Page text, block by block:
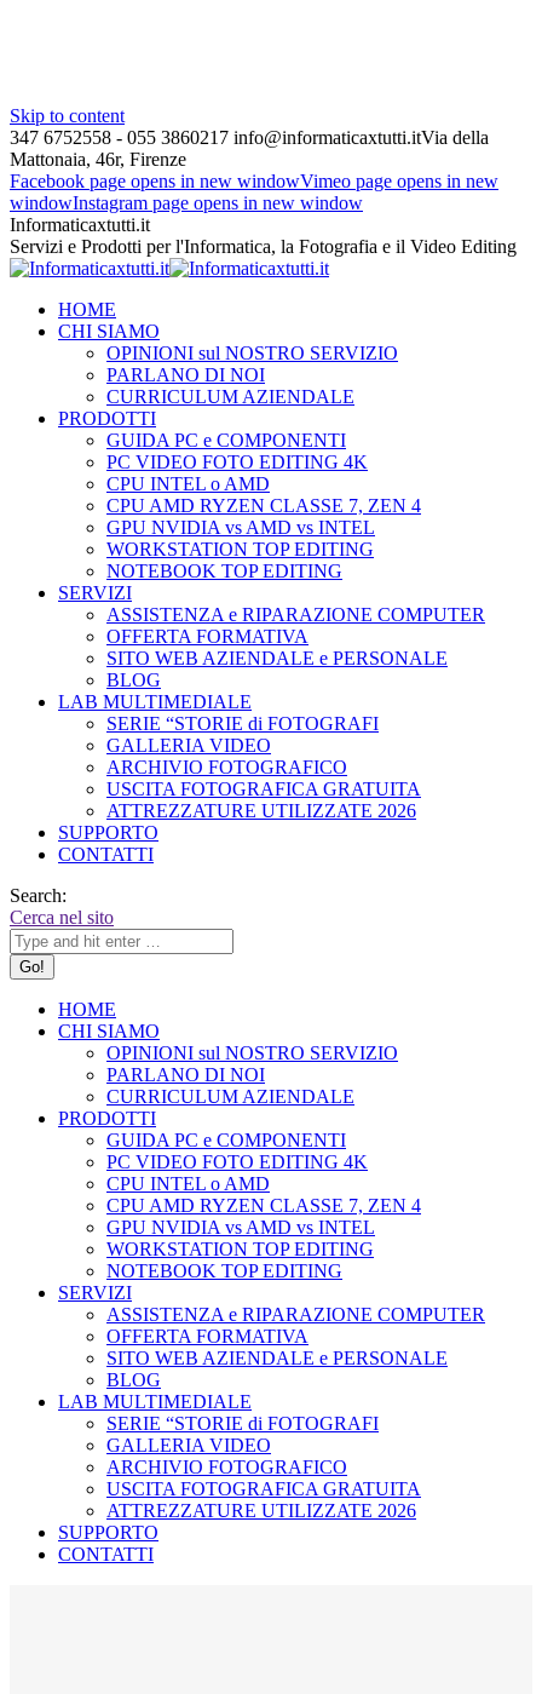
Skip to content
347 6752558 - 055 3860217 info@informaticaxtutti.itVia della
Mattonaia, 46r, Firenze
Facebook page opens in new windowVimeo page opens in new
windowInstagram page opens in new window
Informaticaxtutti.it
Servizi e Prodotti per l'Informatica, la Fotografia e il Video Editing
HOME
CHI SIAMO
OPINIONI sul NOSTRO SERVIZIO
PARLANO DI NOI
CURRICULUM AZIENDALE
PRODOTTI
GUIDA PC e COMPONENTI
PC VIDEO FOTO EDITING 4K
CPU INTEL o AMD
CPU AMD RYZEN CLASSE 7, ZEN 4
GPU NVIDIA vs AMD vs INTEL
WORKSTATION TOP EDITING
NOTEBOOK TOP EDITING
SERVIZI
ASSISTENZA e RIPARAZIONE COMPUTER
OFFERTA FORMATIVA
SITO WEB AZIENDALE e PERSONALE
BLOG
LAB MULTIMEDIALE
SERIE “STORIE di FOTOGRAFI
GALLERIA VIDEO
ARCHIVIO FOTOGRAFICO
USCITA FOTOGRAFICA GRATUITA
ATTREZZATURE UTILIZZATE 2026
SUPPORTO
CONTATTI
Search:
Cerca nel sito
HOME
CHI SIAMO
OPINIONI sul NOSTRO SERVIZIO
PARLANO DI NOI
CURRICULUM AZIENDALE
PRODOTTI
GUIDA PC e COMPONENTI
PC VIDEO FOTO EDITING 4K
CPU INTEL o AMD
CPU AMD RYZEN CLASSE 7, ZEN 4
GPU NVIDIA vs AMD vs INTEL
WORKSTATION TOP EDITING
NOTEBOOK TOP EDITING
SERVIZI
ASSISTENZA e RIPARAZIONE COMPUTER
OFFERTA FORMATIVA
SITO WEB AZIENDALE e PERSONALE
BLOG
LAB MULTIMEDIALE
SERIE “STORIE di FOTOGRAFI
GALLERIA VIDEO
ARCHIVIO FOTOGRAFICO
USCITA FOTOGRAFICA GRATUITA
ATTREZZATURE UTILIZZATE 2026
SUPPORTO
CONTATTI